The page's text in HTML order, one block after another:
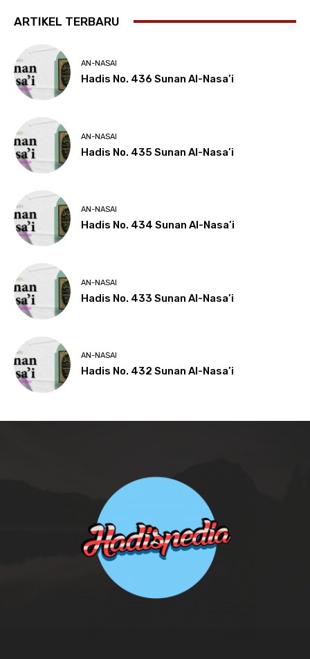
ARTIKEL TERBARU
AN-NASAI
Hadis No. 436 Sunan Al-Nasa’i
AN-NASAI
Hadis No. 435 Sunan Al-Nasa’i
AN-NASAI
Hadis No. 434 Sunan Al-Nasa’i
AN-NASAI
Hadis No. 433 Sunan Al-Nasa’i
AN-NASAI
Hadis No. 432 Sunan Al-Nasa’i